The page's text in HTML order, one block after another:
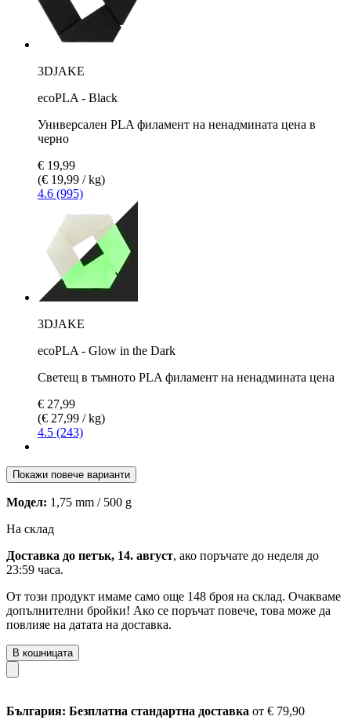
3DJAKE
ecoPLA - Black
Универсален PLA филамент на ненадмината цена в
черно
€ 19,99
(€ 19,99 / kg)
4.6 (995)
3DJAKE
ecoPLA - Glow in the Dark
Светещ в тъмното PLA филамент на ненадмината цена
€ 27,99
(€ 27,99 / kg)
4.5 (243)
Покажи повече варианти
Модел: 1,75 mm / 500 g
На склад
Доставка до петък, 14. август, ако поръчате до неделя до
23:59 часа.
От този продукт имаме само още 148 броя на склад. Очакваме
допълнителни бройки! Ако се поръчат повече, това може да
повлияе на датата на доставка.
В кошницата
България: Безплатна стандартна доставка от € 79,90